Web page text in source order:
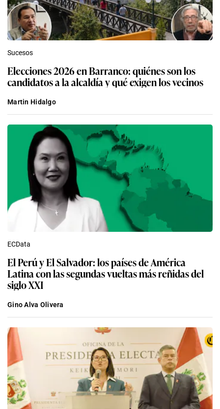
Sucesos
Elecciones 2026 en Barranco: quiénes son los
candidatos a la alcaldía y qué exigen los vecinos
Martin Hidalgo
ECData
El Perú y El Salvador: los países de América
Latina con las segundas vueltas más reñidas del
siglo XXI
Gino Alva Olivera